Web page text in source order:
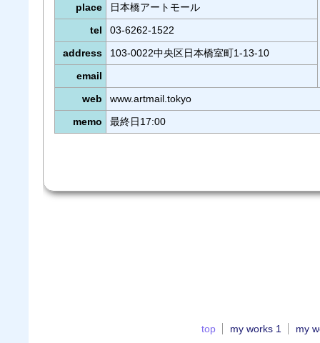
place
日本橋アートモール
tel
03-6262-1522
address
103-0022中央区日本橋室町1-13-10
email
web
www.artmail.tokyo
memo
最終日17:00
top my works 1 my